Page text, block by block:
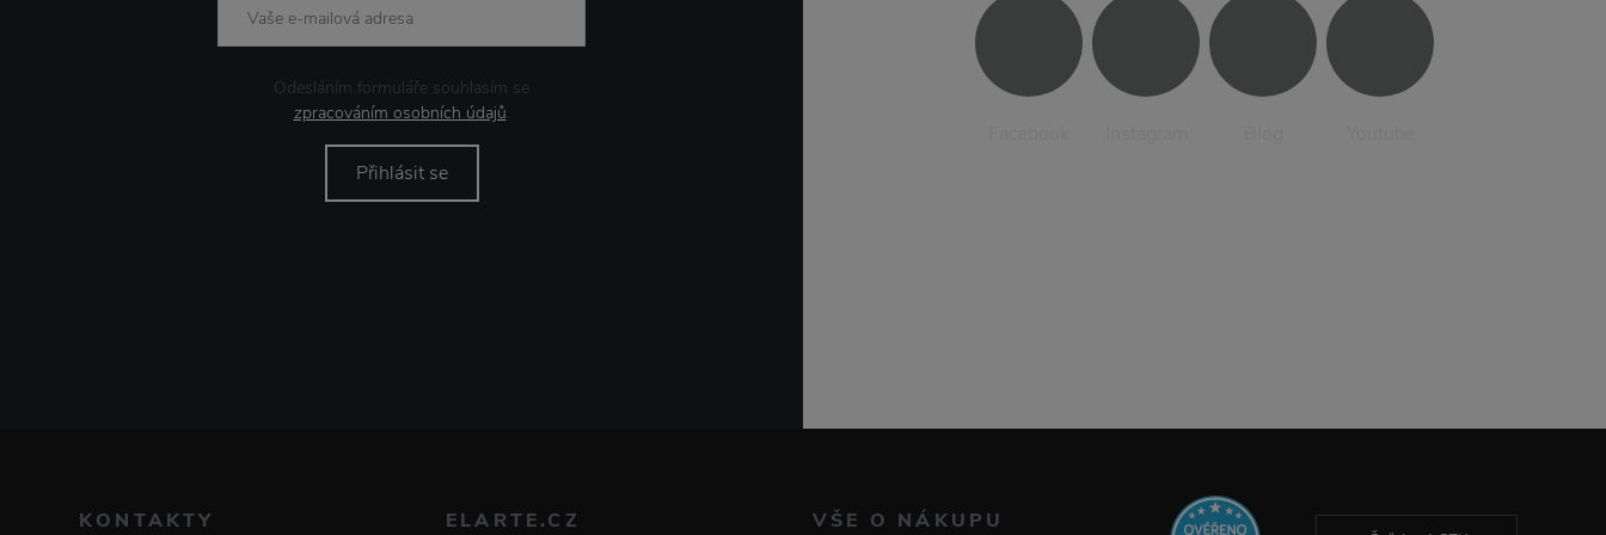
Odesláním formuláře souhlasím se
zpracováním osobních údajů.
Přihlásit se
KONTAKTY ELARTE.CZ VŠE O NÁKUPU